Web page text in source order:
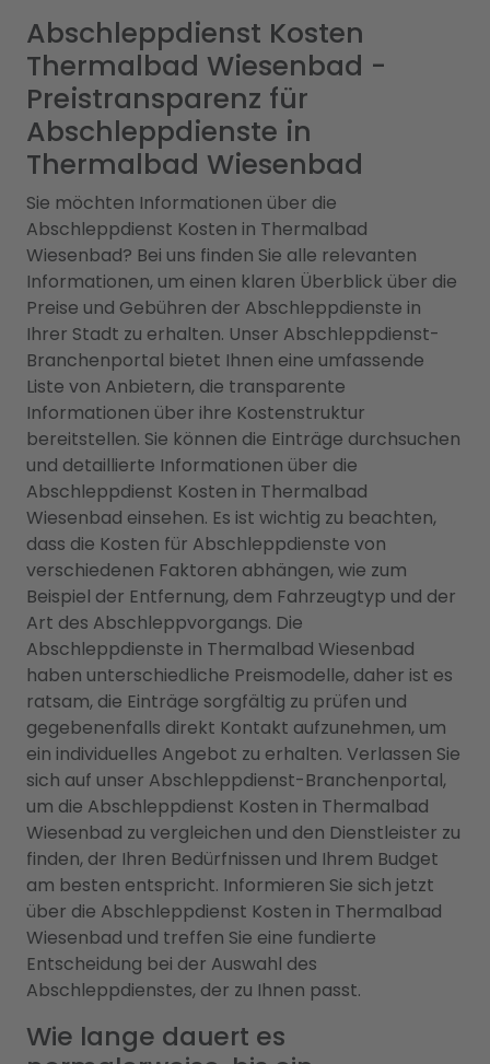
Abschleppdienst Kosten
Thermalbad Wiesenbad -
Preistransparenz für
Abschleppdienste in
Thermalbad Wiesenbad
Sie möchten Informationen über die
Abschleppdienst Kosten in Thermalbad
Wiesenbad? Bei uns finden Sie alle relevanten
Informationen, um einen klaren Überblick über die
Preise und Gebühren der Abschleppdienste in
Ihrer Stadt zu erhalten. Unser Abschleppdienst-
Branchenportal bietet Ihnen eine umfassende
Liste von Anbietern, die transparente
Informationen über ihre Kostenstruktur
bereitstellen. Sie können die Einträge durchsuchen
und detaillierte Informationen über die
Abschleppdienst Kosten in Thermalbad
Wiesenbad einsehen. Es ist wichtig zu beachten,
dass die Kosten für Abschleppdienste von
verschiedenen Faktoren abhängen, wie zum
Beispiel der Entfernung, dem Fahrzeugtyp und der
Art des Abschleppvorgangs. Die
Abschleppdienste in Thermalbad Wiesenbad
haben unterschiedliche Preismodelle, daher ist es
ratsam, die Einträge sorgfältig zu prüfen und
gegebenenfalls direkt Kontakt aufzunehmen, um
ein individuelles Angebot zu erhalten. Verlassen Sie
sich auf unser Abschleppdienst-Branchenportal,
um die Abschleppdienst Kosten in Thermalbad
Wiesenbad zu vergleichen und den Dienstleister zu
finden, der Ihren Bedürfnissen und Ihrem Budget
am besten entspricht. Informieren Sie sich jetzt
über die Abschleppdienst Kosten in Thermalbad
Wiesenbad und treffen Sie eine fundierte
Entscheidung bei der Auswahl des
Abschleppdienstes, der zu Ihnen passt.
Wie lange dauert es